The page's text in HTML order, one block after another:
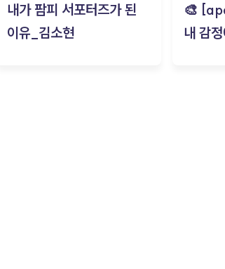
내가 팜피 서포터즈가 된
이유_김소현
🎨
내 감